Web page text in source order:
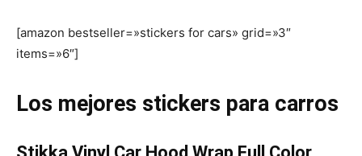
[amazon bestseller=»stickers for cars» grid=»3″
items=»6″]
Los mejores stickers para carros